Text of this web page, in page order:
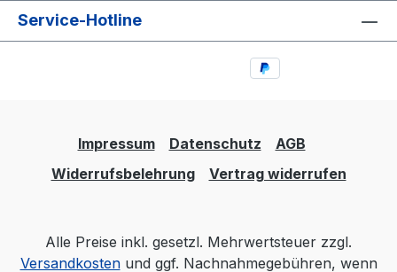
Service-Hotline
Impressum Datenschutz
AGB
Widerrufsbelehrung
Vertrag widerrufen
Alle Preise inkl. gesetzl. Mehrwertsteuer zzgl.
Versandkostenund ggf. Nachnahmegebühren, wenn